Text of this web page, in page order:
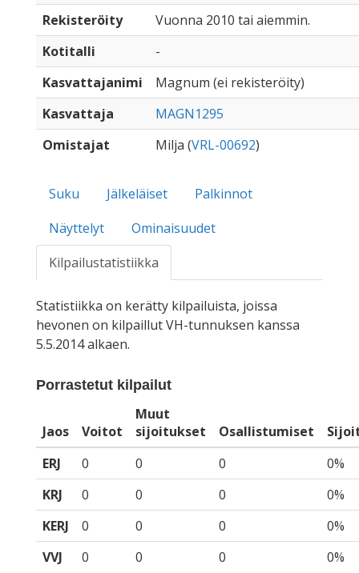
Rekisteröity
Vuonna 2010 tai aiemmin.
Kotitalli
-
Kasvattajanimi
Magnum (ei rekisteröity)
Kasvattaja
MAGN1295
Omistajat
Milja (VRL-00692)
Suku Jälkeläiset
Palkinnot
Näyttelyt
Ominaisuudet
Kilpailustatistiikka
Statistiikka on kerätty kilpailuista, joissa
hevonen on kilpaillut VH-tunnuksen kanssa
5.5.2014 alkaen.
Porrastetut kilpailut
Jaos Voitot
Muut
sijoitukset
Osallistumiset
ERJ
0 0 0
0%
KRJ
0 0 0
0%
KERJ
0 0 0
0%
VVJ
0 0 0 0%